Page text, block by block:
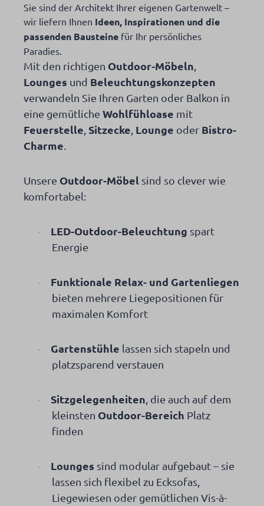
Sie sind der Architekt Ihrer eigenen Gartenwelt –
wir liefern Ihnen Ideen, Inspirationen und die
passenden Bausteine für Ihr persönliches
Paradies.
Mit den richtigen Outdoor-Möbeln
Lounges und Beleuchtungskonzepten
verwandeln Sie Ihren Garten oder Balkon in
eine gemütliche Wohlfühloase mit
Feuerstelle Sitzecke Lounge oder Bistro-
Charme
Unsere Outdoor-Möbel sind so clever wie
komfortabel:
· LED-Outdoor-Beleuchtung spart
Energie
· Funktionale Relax- und Gartenliegen
bieten mehrere Liegepositionen für
maximalen Komfort
· Gartenstühle lassen sich stapeln und
platzsparend verstauen
· Sitzgelegenheiten , die auch auf dem
kleinsten Outdoor-Bereich Platz
finden
· Lounges sind modular aufgebaut – sie
lassen sich flexibel zu Ecksofas,
Liegewiesen oder gemütlichen Vis-à-